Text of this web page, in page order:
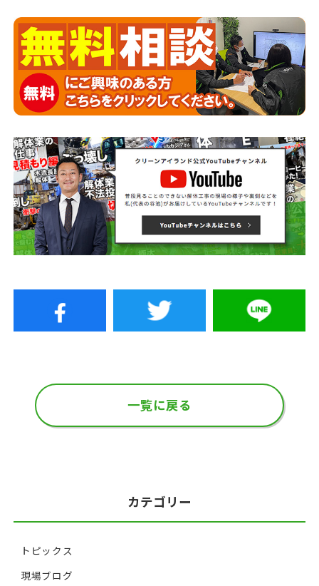
一覧に戻る
カテゴリー
トピックス
現場ブログ